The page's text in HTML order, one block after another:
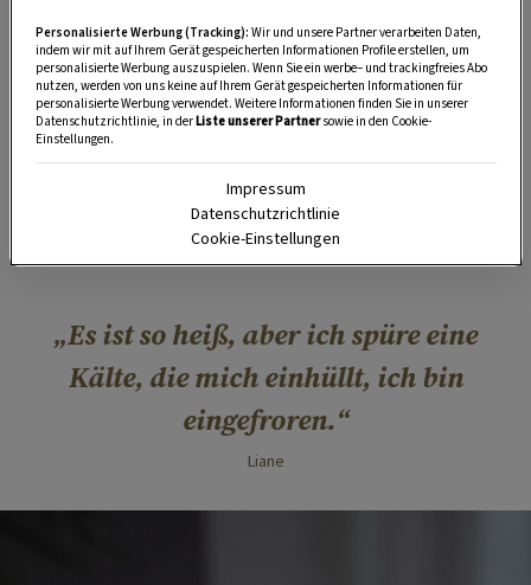
Wer hat ein Motiv für den Mord, und wer
versucht ihr nur etwas vorzuspielen? Die in die
Jahre gekommene Liane, der selbstgefällige
Ignaz, die sichtlich verunsicherte Julie oder doch
jemand ganz anderes? Die Ermittlerin muss ganz
genau hinsehen, um in diesem hitzigen Fall
voranzukommen ...
Es ist so heiß, aber ich spüre eine
Kälte, die mich einhüllt, ich bin
eingefroren.
Liane
Personalisierte Werbung (Tracking): Wir und unsere Partner verarbeiten Daten,
indem wir mit auf Ihrem Gerät gespeicherten Informationen Profile erstellen, um
personalisierte Werbung auszuspielen. Wenn Sie ein werbe– und trackingfreies Abo
nutzen, werden von uns keine auf Ihrem Gerät gespeicherten Informationen für
personalisierte Werbung verwendet. Weitere Informationen finden Sie in unserer
Datenschutzrichtlinie, in derListe unserer Partnersowie in den Cookie-
Einstellungen.
Impressum
Datenschutzrichtlinie
Cookie-Einstellungen